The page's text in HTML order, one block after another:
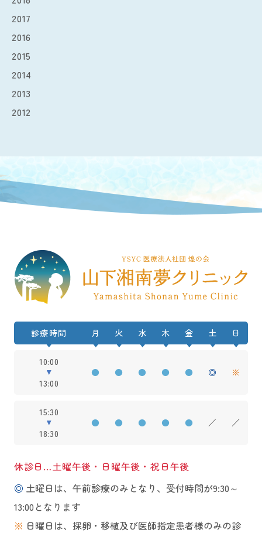
2017
2016
2015
2014
2013
2012
診療時間 月 火 水 木 金 土 日
10:00
13:00
● ● ● ● ● ◎ ※
15:30
18:30
● ● ● ● ● ／ ／
休診日…土曜午後・日曜午後・祝日午後
◎ 土曜日は、午前診療のみとなり、受付時間が9:30～
13:00となります
※ 日曜日は、採卵・移植及び医師指定患者様のみの診